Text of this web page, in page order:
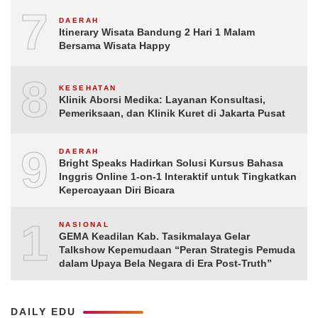
7 DAERAH
Itinerary Wisata Bandung 2 Hari 1 Malam
Bersama Wisata Happy
8 KESEHATAN
Klinik Aborsi Medika: Layanan Konsultasi,
Pemeriksaan, dan Klinik Kuret di Jakarta Pusat
9 DAERAH
Bright Speaks Hadirkan Solusi Kursus Bahasa
Inggris Online 1-on-1 Interaktif untuk Tingkatkan
Kepercayaan Diri Bicara
10NASIONAL
GEMA Keadilan Kab. Tasikmalaya Gelar
Talkshow Kepemudaan “Peran Strategis Pemuda
dalam Upaya Bela Negara di Era Post-Truth”
DAILY EDU